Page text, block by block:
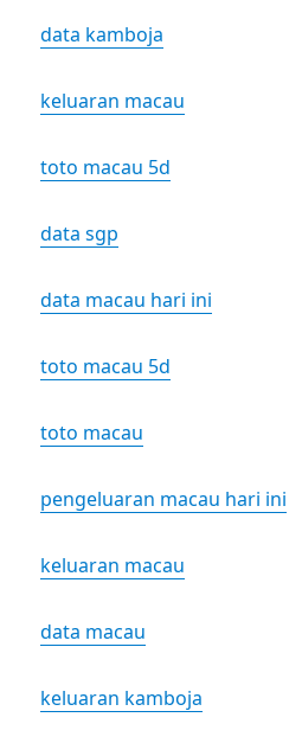
data kamboja
keluaran macau
toto macau 5d
data sgp
data macau hari ini
toto macau 5d
toto macau
pengeluaran macau hari ini
keluaran macau
data macau
keluaran kamboja